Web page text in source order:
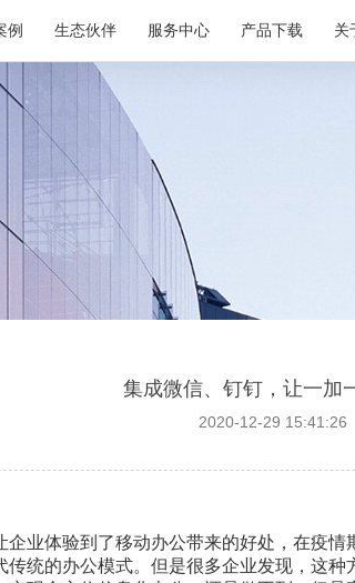
例 生态伙伴 服务中心 产品下载 关
集成微信、钉钉，让一加
2020-12-29 15:41:26
体验到了移动办公带来的好处，在疫情
传统的办公模式。但是很多企业发现，这